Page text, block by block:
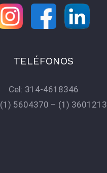
TELÉFONOS
Cel: 314-4618346
(1) 5604370 – (1) 3601213